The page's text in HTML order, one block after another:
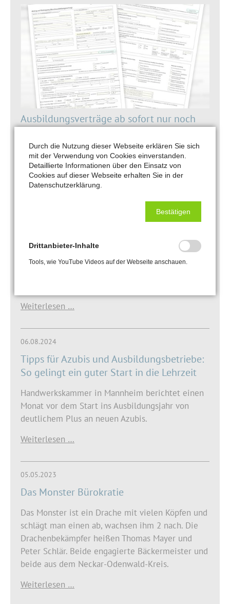
Ausbildungsverträge ab sofort nur noch
gehen Sie zunächst auf die Homepage
unserer Kammer: www.hwk-mannheim.de
danach in Ausbildung / Betriebe /
Kundenportal ( beim erstmaligen Login
halten Sie bitte Ihre Betriebsnummer parat).
Sauer (Berufsbildung), Handwerkskammer
Mannheim Rhein-Neckar-Odenwald Telefon: 0621
Weiterlesen …
06.08.2024
Tipps für Azubis und Ausbildungsbetriebe:
So gelingt ein guter Start in die Lehrzeit
Handwerkskammer in Mannheim berichtet einen
Monat vor dem Start ins Ausbildungsjahr von
deutlichem Plus an neuen Azubis.
Weiterlesen …
05.05.2023
Das Monster Bürokratie
Das Monster ist ein Drache mit vielen Köpfen und
schlägt man einen ab, wachsen ihm 2 nach. Die
Drachenbekämpfer heißen Thomas Mayer und
Peter Schlär. Beide engagierte Bäckermeister und
beide aus dem Neckar-Odenwald-Kreis.
Weiterlesen …
Durch die Nutzung dieser Webseite erklären Sie sich
mit der Verwendung von Cookies einverstanden.
Detaillierte Informationen über den Einsatz von
Cookies auf dieser Webseite erhalten Sie in der
Datenschutzerklärung.
Bestätigen
Drittanbieter-Inhalte
Tools, wie YouTube Videos auf der Webseite anschauen.